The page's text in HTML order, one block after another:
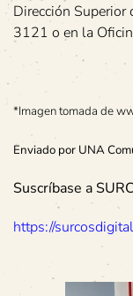
Dirección
3121 o en la
*Imagen tomada de
Enviado por UNA
Suscríbase a
https://